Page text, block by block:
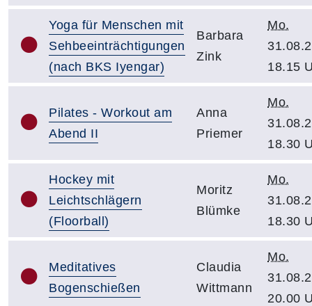
Yoga für Menschen mit
Sehbeeinträchtigungen
(nach BKS Iyengar)
Barbara
Zink
Mo.
18.15
Pilates - Workout am
Abend II
Anna
Priemer
Mo.
18.30
Hockey mit
Leichtschlägern
(Floorball)
Moritz
Blümke
Mo.
18.30
Meditatives
Bogenschießen
Claudia
Wittmann
Mo.
20.00